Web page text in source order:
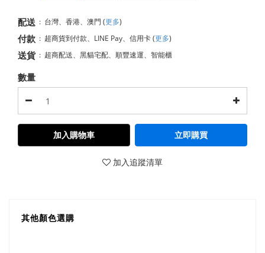
配送 : 台灣、香港、澳門 (更多)
付款 : 超商貨到付款、LINE Pay、信用卡(更多)
送貨 : 超商配送、黑貓宅配、順豐速運、智能櫃
數量
加入購物車 立即購買
加入追蹤清單
其他顏色選購